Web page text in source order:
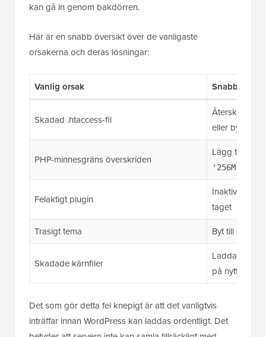
kan gå in genom bakdörren.
Här är en snabb översikt över de vanligaste
orsakerna och deras lösningar:
Vanlig orsak Snabbfix
Skadad .htaccess-fil
Återskapa
eller byt
PHP-minnesgräns överskriden
Lägg till
'256M');
Felaktigt plugin
Inaktivera
taget
Trasigt tema
Byt till ett
Skadade kärnfiler
Ladda upp /
på nytt från
Det som gör detta fel knepigt är att det vanligtvis
inträffar innan WordPress kan laddas ordentligt. Det